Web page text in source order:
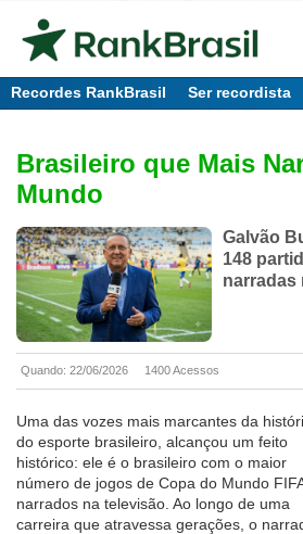
Recordes RankBrasil Ser recordista
Brasileiro que Mais
Mundo
Galvão
148
narradas
Quando: 22/06/2026 1400 Acessos
Uma das vozes mais marcantes da
do esporte brasileiro, alcançou um feito
histórico: ele é o brasileiro com o maior
número de jogos de Copa do Mundo
narrados na televisão. Ao longo de uma
carreira que atravessa gerações, o